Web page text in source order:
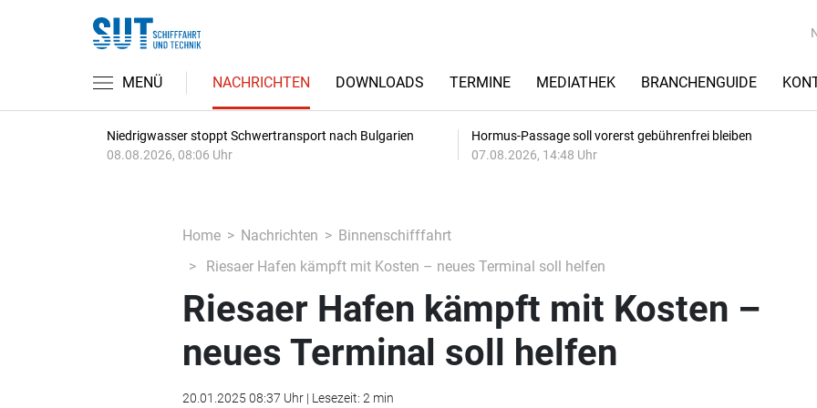
MENÜ NACHRICHTEN DOWNLOADS TERMINE MEDIATHEK BRANCHENGUIDE
Niedrigwasser stoppt Schwertransport nach Bulgarien
08.08.2026, 08:06 Uhr
Hormus-Passage soll vorerst gebührenfrei bleiben
07.08.2026, 14:48 Uhr
Home Nachrichten
Binnenschifffahrt
Riesaer Hafen kämpft mit Kosten – neues Terminal soll helfen
Riesaer Hafen kämpft mit Kosten –
neues Terminal soll helfen
20.01.2025 08:37 Uhr | Lesezeit: 2 min